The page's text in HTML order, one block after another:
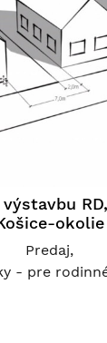
okolie
Predaj
- pre